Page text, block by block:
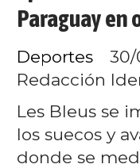
Paraguay en
Redacción
Deportes 30/
Les Bleus se
los suecos y
donde se